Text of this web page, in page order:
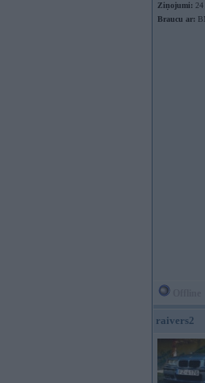
Ziņojumi: 24
Braucu ar:
raivers2